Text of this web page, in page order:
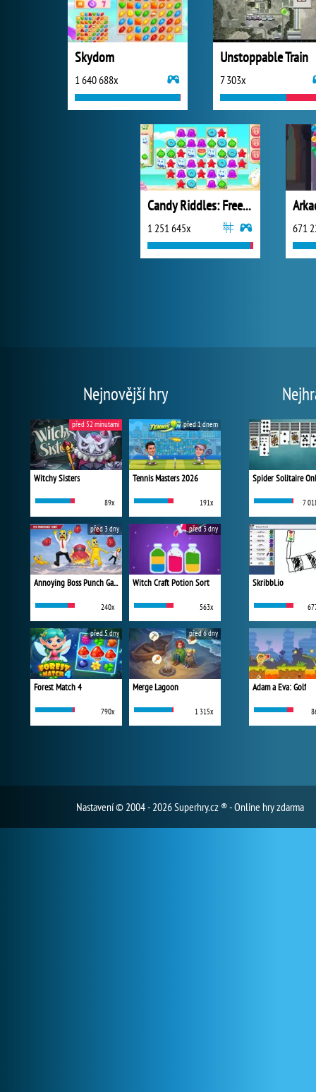
Skydom
1 640 688x
Unstoppable Train
7 303x
Candy Riddles: Free Match 3 Puzzle
1 251 645x 671
Nejnovější hry
Witchy Sisters
89x
před 52 minutami
Tennis Masters 2026
191x
před 1 dnem
Annoying Boss Punch Game
240x
před 3 dny
Witch Craft Potion Sort
563x
před 3 dny
Forest Match 4
790x
před 5 dny
Merge Lagoon
1 315x
před 6 dny
Spider Solitaire
7
Skribbl.io
Adam a Eva: Golf
Nastavení© 2004 - 2026 Superhry.cz ® - Online hry zdarma